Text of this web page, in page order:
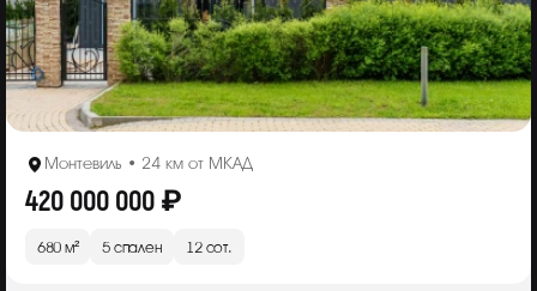
Монтевиль • 24 км от МКАД
420 000 000 ₽
680 м² 5 спален 12 сот.